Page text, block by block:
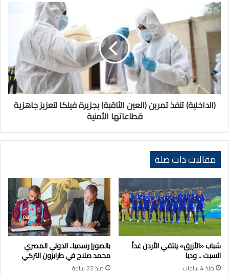
(الداخلية)
تنفذ
تمرين
(العين
الثاقبة)
بجزيرة
فيلكا
لتعزيز
جاهزية
قطاعاتها
(الداخلية) تنفذ تمرين (العين الثاقبة) بجزيرة فيلكا لتعزيز جاهزية
قطاعاتها الأمنية
مقالات ذات صلة
شباب «الأزرق» يلتقي الأردن غداً
السبت .. وديا
منذ 4 ساعات
بالصور| رسميا.. الدولي المصري
محمد صلاح في طرابزون التركي
منذ 22 ساعة